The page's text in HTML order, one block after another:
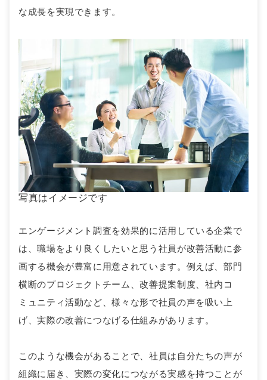
な成長を実現できます。
写真はイメージです
エンゲージメント調査を効果的に活用している企業で
は、職場をより良くしたいと思う社員が改善活動に参
画する機会が豊富に用意されています。例えば、部門
横断のプロジェクトチーム、改善提案制度、社内コ
ミュニティ活動など、様々な形で社員の声を吸い上
げ、実際の改善につなげる仕組みがあります。
このような機会があることで、社員は自分たちの声が
組織に届き、実際の変化につながる実感を持つことが